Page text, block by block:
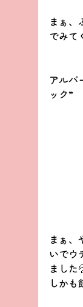
まぁ、
でみて
アルバ
ック”
まぁ、
いでウ
ました
しかも